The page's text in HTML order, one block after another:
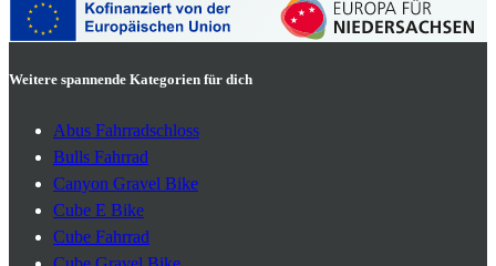
Weitere spannende Kategorien für dich
Abus Fahrradschloss
Bulls Fahrrad
Canyon Gravel Bike
Cube E Bike
Cube Fahrrad